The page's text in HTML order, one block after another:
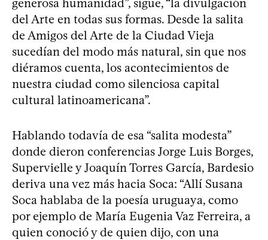
del Arte en todas sus formas. Desde la salita
de Amigos del Arte de la Ciudad Vieja
sucedían del modo más natural, sin que nos
diéramos cuenta, los acontecimientos de
nuestra ciudad como silenciosa capital
cultural latinoamericana”.
Hablando todavía de esa “salita modesta”
donde dieron conferencias Jorge Luis Borges,
Supervielle y Joaquín Torres García, Bardesio
deriva una vez más hacia Soca: “Allí Susana
Soca hablaba de la poesía uruguaya, como
por ejemplo de María Eugenia Vaz Ferreira, a
quien conoció y de quien dijo, con una